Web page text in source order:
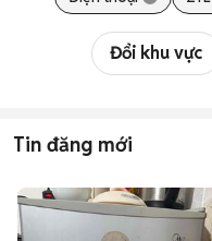
Đổi khu vực
Tin đăng mới